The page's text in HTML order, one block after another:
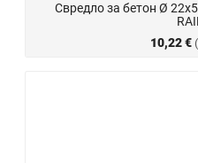
Свредло за бетон Ø
10,22 €